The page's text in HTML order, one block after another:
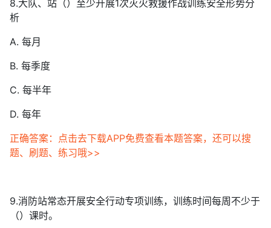
8.大队、站（）至少开展1次灭火救援作战训练安全形势分
析
A. 每月
B. 每季度
C. 每半年
D. 每年
正确答案：点击去下载APP免费查看本题答案，还可以搜
题、刷题、练习哦>>
9.消防站常态开展安全行动专项训练，训练时间每周不少于
（）课时。